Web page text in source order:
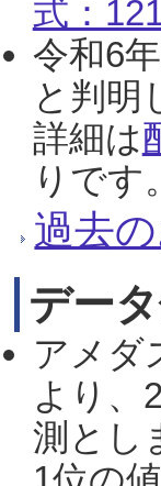
式：
令和6
と判明
詳細は
りです
過去
デー
アメダ
より、
測とし